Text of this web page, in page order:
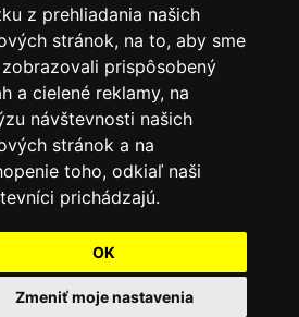
z prehliadania našich
stránok, na to, aby sme
prispôsobený
a cielené reklamy, na
návštevnosti našich
stránok a na
toho, odkiaľ naši
prichádzajú.
OK
Zmeniť moje nastavenia
systémom GlobalWeb spoločnosti